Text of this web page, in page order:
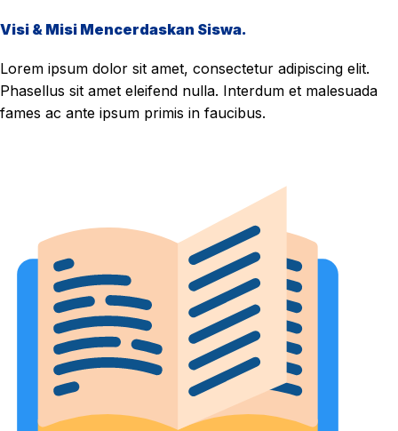
Visi & Misi Mencerdaskan Siswa.
Lorem ipsum dolor sit amet, consectetur adipiscing elit.
Phasellus sit amet eleifend nulla. Interdum et malesuada
fames ac ante ipsum primis in faucibus.